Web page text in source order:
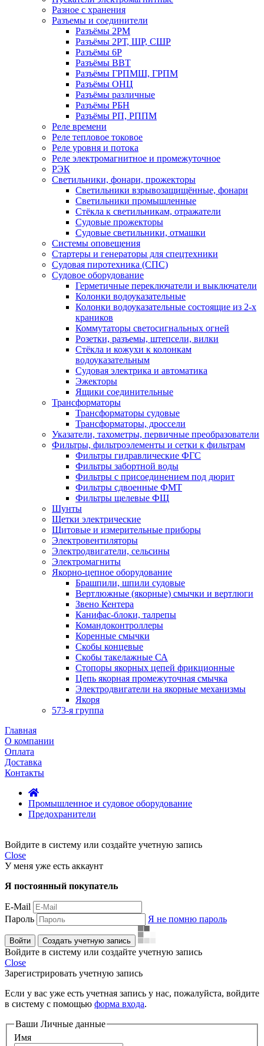
Разное с хранения
Разъемы и соединители
Разъёмы 2РМ
Разъёмы 2РТ, ШР, СШР
Разъёмы 6Р
Разъёмы ВВТ
Разъёмы ГРПМШ, ГРПМ
Разъёмы ОНЦ
Разъёмы различные
Разъёмы РБН
Разъёмы РП, РППМ
Реле времени
Реле тепловое токовое
Реле уровня и потока
Реле электромагнитное и промежуточное
РЭК
Светильники, фонари, прожекторы
Светильники взрывозащищённые, фонари
Светильники промышленные
Стёкла к светильникам, отражатели
Судовые прожекторы
Судовые светильники, отмашки
Системы оповещения
Стартеры и генераторы для спецтехники
Судовая пиротехника (СПС)
Судовое оборудование
Герметичные переключатели и выключатели
Колонки водоуказательные
Колонки водоуказательные состоящие из 2-х
краников
Коммутаторы светосигнальных огней
Розетки, разъемы, штепсели, вилки
Стёкла и кожухи к колонкам
водоуказательным
Судовая электрика и автоматика
Эжекторы
Ящики соединительные
Трансформаторы
Трансформаторы судовые
Трансформаторы, дроссели
Указатели, тахометры, первичные преобразователи
Фильтры, фильтроэлементы и сетки к фильтрам
Фильтры гидравлические ФГС
Фильтры забортной воды
Фильтры с присоединением под дюрит
Фильтры сдвоенные ФМТ
Фильтры щелевые ФЩ
Шунты
Щетки электрические
Щитовые и измерительные приборы
Электровентиляторы
Электродвигатели, сельсины
Электромагниты
Якорно-цепное оборудование
Брашпили, шпили судовые
Вертлюжные (якорные) смычки и вертлюги
Звено Кентера
Канифас-блоки, талрепы
Командоконтроллеры
Коренные смычки
Скобы концевые
Скобы такелажные СА
Стопоры якорных цепей фрикционные
Цепь якорная промежуточная смычка
Электродвигатели на якорные механизмы
Якоря
573-я группа
Главная
О компании
Оплата
Доставка
Контакты
Промышленное и судовое оборудование
Предохранители
Войдите в систему или создайте учетную запись
Close
У меня уже есть аккаунт
Я постоянный покупатель
E-Mail
Пароль
Я не помню пароль
Войти Создать учетную запись
Войдите в систему или создайте учетную запись
Close
Зарегистрировать учетную запись
Если у вас уже есть учетная запись у нас, пожалуйста, войдите
в систему с помощью форма входа.
Ваши Личные данные
Имя